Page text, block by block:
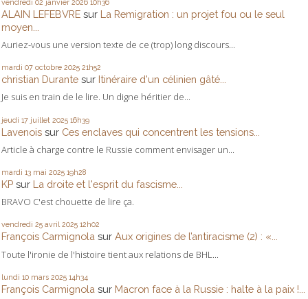
vendredi 02 janvier 2026 10h36
ALAIN LEFEBVRE sur La Remigration : un projet fou ou le seul
moyen...
Auriez-vous une version texte de ce (trop) long discours...
mardi 07 octobre 2025 21h52
christian Durante sur Itinéraire d'un célinien gâté...
Je suis en train de le lire. Un digne héritier de...
jeudi 17 juillet 2025 16h39
Lavenois sur Ces enclaves qui concentrent les tensions...
Article à charge contre le Russie comment envisager un...
mardi 13 mai 2025 19h28
KP sur La droite et l'esprit du fascisme...
BRAVO C'est chouette de lire ça.
vendredi 25 avril 2025 12h02
François Carmignola sur Aux origines de l’antiracisme (2) : «...
Toute l'ironie de l'histoire tient aux relations de BHL...
lundi 10 mars 2025 14h34
François Carmignola sur Macron face à la Russie : halte à la paix !...